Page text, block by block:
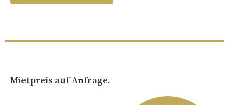
Mietpreis auf Anfrage.